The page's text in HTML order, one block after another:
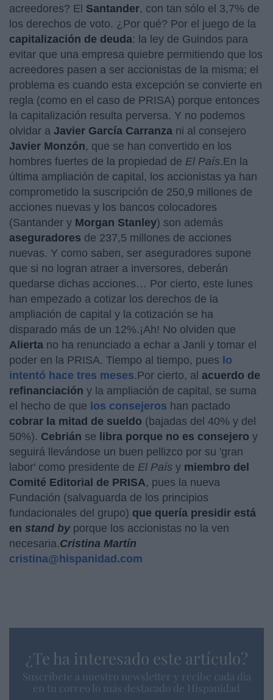
acreedores? El Santander, con tan sólo el 3,7% de
los derechos de voto. ¿Por qué? Por el juego de la
capitalización de deuda: la ley de Guindos para
evitar que una empresa quiebre permitiendo que los
acreedores pasen a ser accionistas de la misma; el
problema es cuando esta excepción se convierte en
regla (como en el caso de PRISA) porque entonces
la capitalización resulta perversa. Y no podemos
olvidar a Javier García Carranza ni al consejero
Javier Monzón, que se han convertido en los
hombres fuertes de la propiedad de El País.En la
última ampliación de capital, los accionistas ya han
comprometido la suscripción de 250,9 millones de
acciones nuevas y los bancos colocadores
(Santander y Morgan Stanley) son además
aseguradores de 237,5 millones de acciones
nuevas. Y como saben, ser aseguradores supone
que si no logran atraer a inversores, deberán
quedarse dichas acciones… Por cierto, este lunes
han empezado a cotizar los derechos de la
ampliación de capital y la cotización se ha
disparado más de un 12%.¡Ah! No olviden que
Alierta no ha renunciado a echar a Janli y tomar el
poder en la PRISA. Tiempo al tiempo, pues lo
intentó hace tres meses.Por cierto, al acuerdo de
refinanciación y la ampliación de capital, se suma
el hecho de que los consejeros han pactado
cobrar la mitad de sueldo (bajadas del 40% y del
50%). Cebrián se libra porque no es consejero y
seguirá llevándose un buen pellizco por su 'gran
labor' como presidente de El País y miembro del
Comité Editorial de PRISA, pues la nueva
Fundación (salvaguarda de los principios
fundacionales del grupo) que quería presidir está
en stand by porque los accionistas no la ven
necesaria.Cristina Martín
cristina@hispanidad.com
¿Te ha interesado este artículo?
Suscríbete a nuestro newsletter y recibe cada dia
en tu correo lo más destacado de Hispanidad